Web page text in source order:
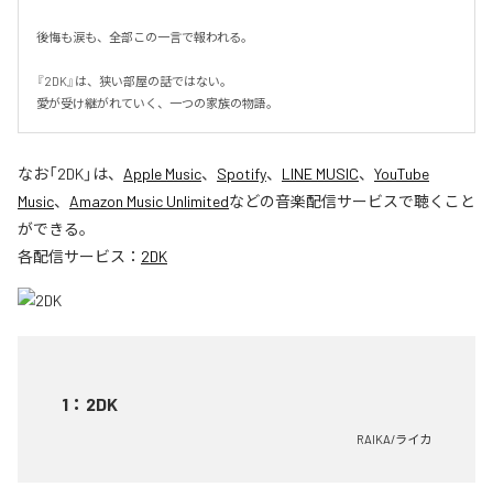
後悔も涙も、全部この一言で報われる。
『2DK』は、狭い部屋の話ではない。
愛が受け継がれていく、一つの家族の物語。
なお「2DK」は、 Apple Music、 Spotify、 LINE MUSIC、 YouTube
Music、 Amazon Music Unlimitedなどの音楽配信サービスで聴くこと
ができる。
各配信サービス： 2DK
1 ： 2DK
RAIKA/ライカ